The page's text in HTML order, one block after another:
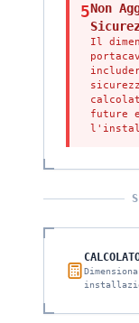
5Non
Il
future